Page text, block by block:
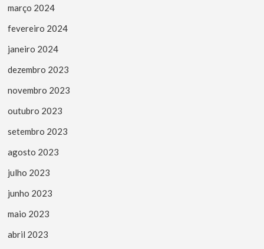
março 2024
fevereiro 2024
janeiro 2024
dezembro 2023
novembro 2023
outubro 2023
setembro 2023
agosto 2023
julho 2023
junho 2023
maio 2023
abril 2023